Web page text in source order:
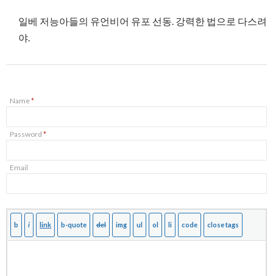
일베 저능아들의 유언비어 유포 선동. 강력한 법으로 다스려
야.
Name*
Password *
Email